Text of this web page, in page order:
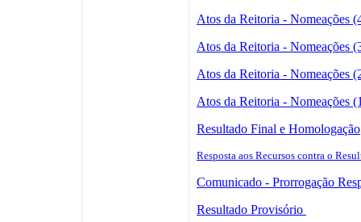
Atos da Reitoria - Nomeações
Atos da Reitoria - Nomeações
Atos da Reitoria - Nomeações
Atos da Reitoria - Nomeações
Resultado Final e Homologação
Resposta aos Recursos contra o
Comunicado - Prorrogação
Resultado Provisório